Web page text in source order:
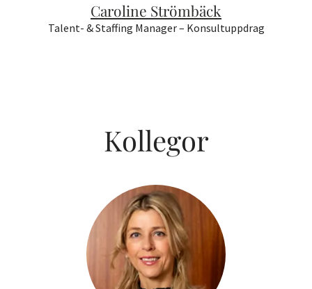
Caroline Strömbäck
Talent- & Staffing Manager – Konsultuppdrag
Kollegor